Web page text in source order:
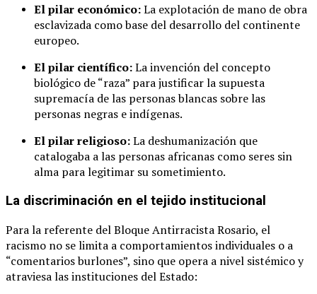
El pilar económico:La explotación de mano de obra
esclavizada como base del desarrollo del continente
europeo.
El pilar científico:La invención del concepto
biológico de “raza” para justificar la supuesta
supremacía de las personas blancas sobre las
personas negras e indígenas.
El pilar religioso:La deshumanización que
catalogaba a las personas africanas como seres sin
alma para legitimar su sometimiento.
La discriminación en el tejido institucional
Para la referente del Bloque Antirracista Rosario, el
racismo no se limita a comportamientos individuales o a
“comentarios burlones”, sino que opera a nivel sistémico y
atraviesa las instituciones del Estado: